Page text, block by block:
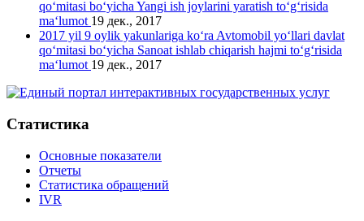
qo‘mitasi bo‘yicha Yangi ish joylarini yaratish to‘g‘risida
ma‘lumot 19 дек., 2017
2017 yil 9 oylik yakunlariga ko‘ra Avtomobil yo‘llari davlat
qo‘mitasi bo‘yicha Sanoat ishlab chiqarish hajmi to‘g‘risida
ma‘lumot 19 дек., 2017
Статистика
Основные показатели
Отчеты
Статистика обращений
IVR